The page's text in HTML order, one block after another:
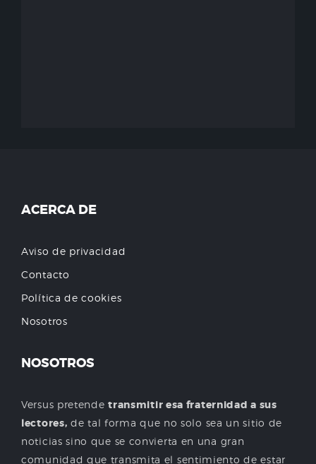
ACERCA DE
Aviso de privacidad
Contacto
Política de cookies
Nosotros
NOSOTROS
Versus pretendetransmitir esa fraternidad a sus
lectores, de tal forma que no solo sea un sitio de
noticias sino que se convierta en una gran
comunidad que transmita el sentimiento de estar